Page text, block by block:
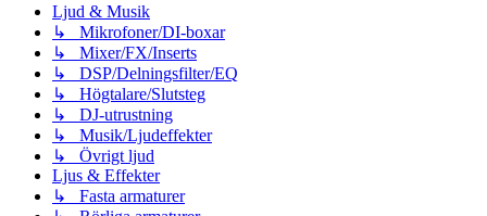
Ljud & Musik
↳ Mikrofoner/DI-boxar
↳ Mixer/FX/Inserts
↳ DSP/Delningsfilter/EQ
↳ Högtalare/Slutsteg
↳ DJ-utrustning
↳ Musik/Ljudeffekter
↳ Övrigt ljud
Ljus & Effekter
↳ Fasta armaturer